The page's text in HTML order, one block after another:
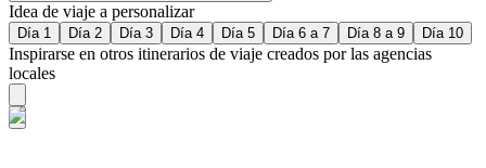
Idea de viaje a personalizar
Día 1 Día 2 Día 3 Día 4 Día 5 Día 6 a 7 Día 8 a 9 Día 10
Inspirarse en otros itinerarios de viaje creados por las agencias
locales